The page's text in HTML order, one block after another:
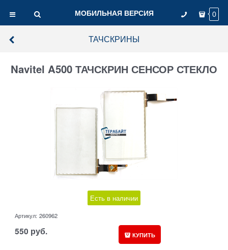
МОБИЛЬНАЯ ВЕРСИЯ 0
ТАЧСКРИНЫ
Navitel A500 ТАЧСКРИН СЕНСОР СТЕКЛО
Есть в наличии
Артикул: 260962
550 руб. КУПИТЬ